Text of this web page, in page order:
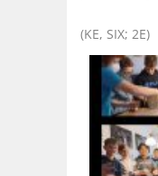
(KE, SIX; 2E)